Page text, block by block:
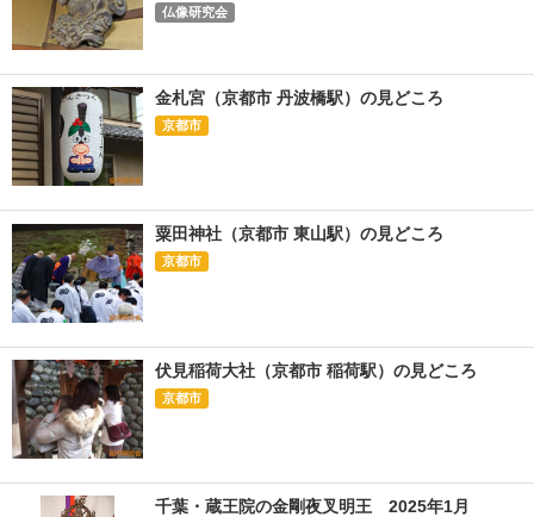
仏像研究会
金札宮（京都市 丹波橋駅）の見どころ
京都市
粟田神社（京都市 東山駅）の見どころ
京都市
伏見稲荷大社（京都市 稲荷駅）の見どころ
京都市
千葉・蔵王院の金剛夜叉明王 2025年1月